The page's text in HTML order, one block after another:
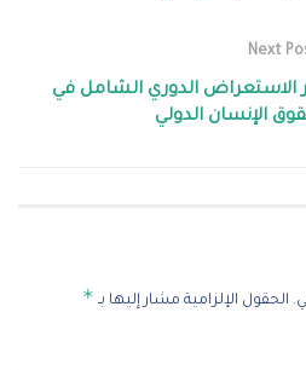
Next
الدوري الشامل في
الإنسان الدولي
الحقول الإلزامية مشار إليها بـ *